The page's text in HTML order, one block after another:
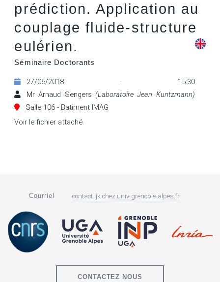
prédiction. Application au
couplage fluide-structure
eulérien.
Séminaire Doctorants
27/06/2018 - 15:30
Mr Arnaud Sengers(Laboratoire Jean Kuntzmann)
Salle 106 - Batiment IMAG
Voir le fichier attaché.
Courriel contact.ljk chez univ-grenoble-alpes.fr
CONTACTEZ NOUS